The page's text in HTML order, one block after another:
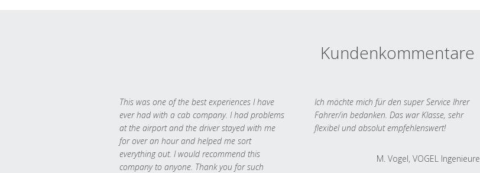
Kundenkommentare
This was one of the best experiences I have
ever had with a cab company. I had problems
at the airport and the driver stayed with me
for over an hour and helped me sort
everything out. I would recommend this
company to anyone. Thank you for such
Ich möchte mich für den super Service Ihrer
Fahrer/in bedanken. Das war Klasse, sehr
flexibel und absolut empfehlenswert!
M. Vogel, VOGEL Ingenieure